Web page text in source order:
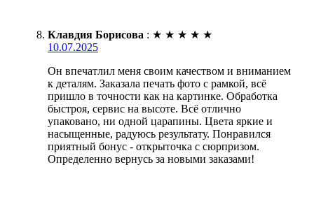
Клавдия Борисова : ★ ★ ★ ★ ★
10.07.2025
Он впечатлил меня своим качеством и вниманием
к деталям. Заказала печать фото с рамкой, всё
пришло в точности как на картинке. Обработка
быстроя, сервис на высоте. Всё отлично
упаковано, ни одной царапины. Цвета яркие и
насыщенные, радуюсь результату. Понравился
приятный бонус - открыточка с сюрпризом.
Определенно вернусь за новыми заказами!